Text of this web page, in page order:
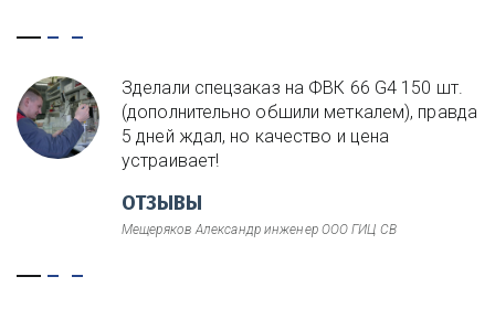
ОТЗЫВЫ
Мещеряков Александр инженер ООО ГИЦ СВ
Зделали спецзаказ на ФВК 66 G4 150 шт.
(дополнительно обшили меткалем), правда
5 дней ждал, но качество и цена
устраивает!